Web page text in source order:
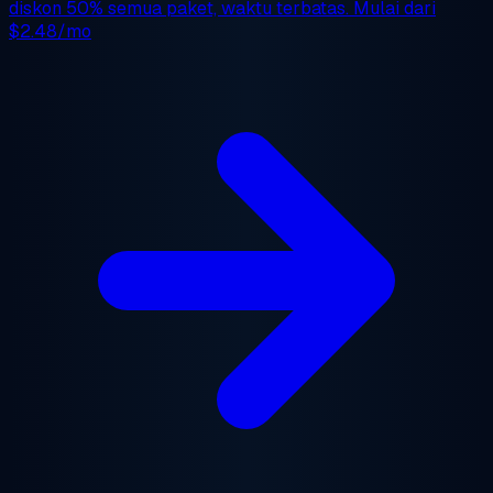
diskon 50% semua paket, waktu terbatas. Mulai dari
$2.48/mo